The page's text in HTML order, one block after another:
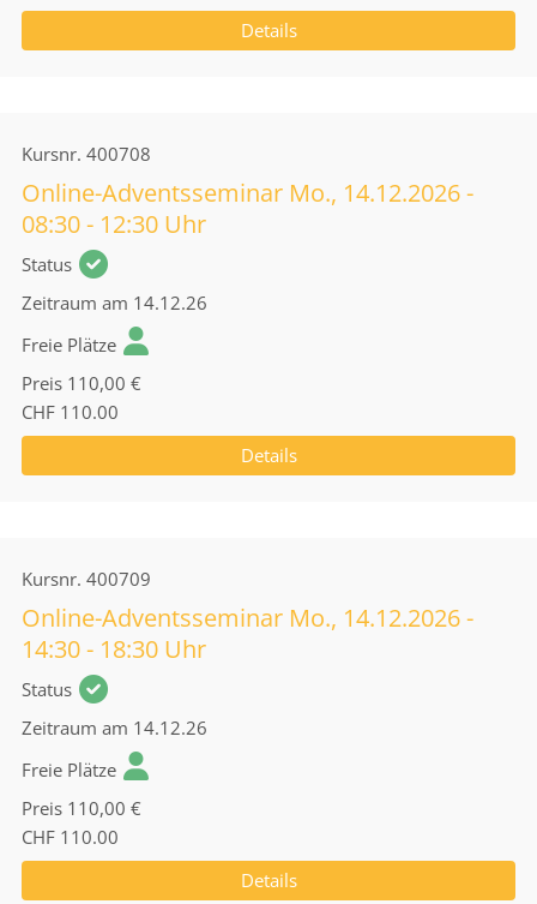
Details
Kursnr. 400708
Online-Adventsseminar Mo., 14.12.2026 -
08:30 - 12:30 Uhr
Status
Zeitraum am 14.12.26
Freie Plätze
Preis 110,00 €
CHF 110.00
Details
Kursnr. 400709
Online-Adventsseminar Mo., 14.12.2026 -
14:30 - 18:30 Uhr
Status
Zeitraum am 14.12.26
Freie Plätze
Preis 110,00 €
CHF 110.00
Details